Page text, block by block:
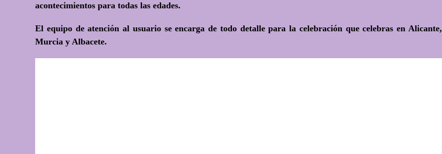
acontecimientos para todas las edades.
El equipo de atención al usuario se encarga de todo detalle para la celebración que celebras en Alicante,
Murcia y Albacete.